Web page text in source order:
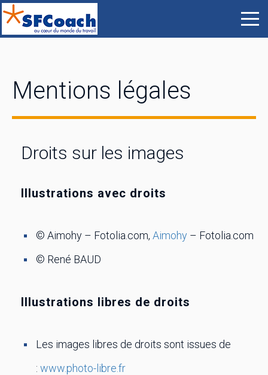
Mentions légales
Droits sur les images
Illustrations avec droits
© Aimohy – Fotolia.com, Aimohy – Fotolia.com
© René BAUD
Illustrations libres de droits
Les images libres de droits sont issues de
: www.photo-libre.fr